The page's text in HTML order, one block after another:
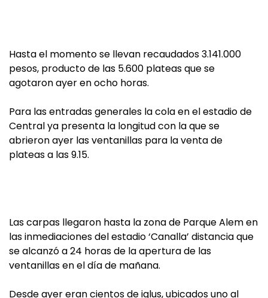
Hasta el momento se llevan recaudados 3.141.000
pesos, producto de las 5.600 plateas que se
agotaron ayer en ocho horas.
Para las entradas generales la cola en el estadio de
Central ya presenta la longitud con la que se
abrieron ayer las ventanillas para la venta de
plateas a las 9.15.
Las carpas llegaron hasta la zona de Parque Alem en
las inmediaciones del estadio ‘Canalla’ distancia que
se alcanzó a 24 horas de la apertura de las
ventanillas en el día de mañana.
Desde ayer eran cientos de iglus, ubicados uno al